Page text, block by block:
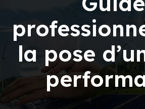
la pose